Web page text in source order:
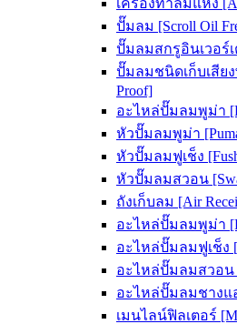
เครื่องทำลมแห้ง
ปั๊มลม [Scroll Oil
ปั๊มลมสกรูอินเวอร์เ
ปั๊มลมชนิดเก็บเสียง
Proof]
อะไหล่ปั๊มลมพูม่า
หัวปั๊มลมพูม่า
หัวปั๊มลมฟูเช็ง
หัวปั๊มลมสวอน
ถังเก็บลม [Air
อะไหล่ปั๊มลมพูม่า
อะไหล่ปั๊มลมฟูเช็ง
อะไหล่ปั๊มลมสวอน
อะไหล่ปั๊มลมชางแอ
เมนไลน์ฟิลเตอร์